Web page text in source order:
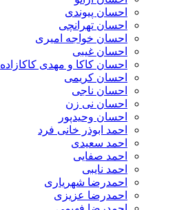
احسان پیوندی
احسان تهرانچی
احسان خواجه امیری
احسان غیبی
احسان کاکا و مهدی کاکازاده
احسان کریمی
احسان ناجی
احسان نی زن
احسان وحیدپور
احمد ابوذر خانی فرد
احمد سعیدی
احمد صفایی
احمد نایبی
احمدرضا شهریاری
احمدرضا عزیزی